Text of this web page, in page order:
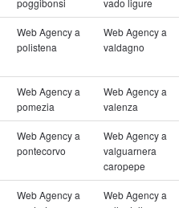
poggibonsi vado ligure
Web Agency a
polistena
Web Agency a
valdagno
Web Agency a
pomezia
Web Agency a
valenza
Web Agency a
pontecorvo
Web Agency a
valguarnera
caropepe
Web Agency a
Web Agency a